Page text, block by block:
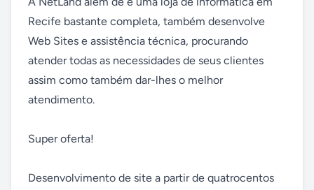
Recife bastante completa, também desenvolve
Web Sites e assistência técnica, procurando
atender todas as necessidades de seus clientes
assim como também dar-lhes o melhor
atendimento.
Super oferta!
Desenvolvimento de site a partir de quatrocentos